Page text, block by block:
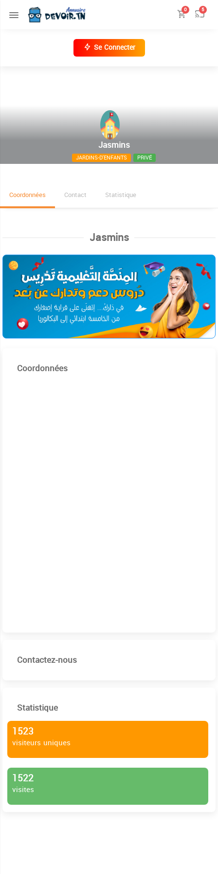
0 5
Se Connecter
Jasmins
JARDINS-D'ENFANTS PRIVÉ
37 rue nabols manouba
Coordonnées Contact Statistique
Jasmins
Coordonnées
Contactez-nous
Statistique
1523
visiteurs uniques
1522
visites